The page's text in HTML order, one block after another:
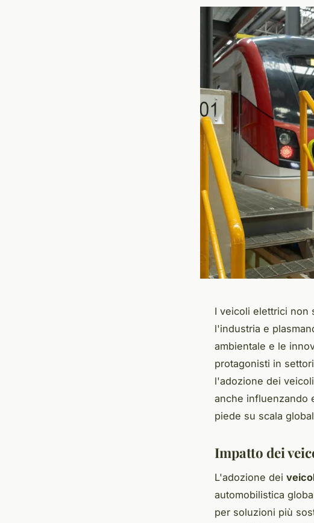
I veicoli elettrici non
l'industria e
ambientale e le
protagonisti in
l'adozione dei
anche influenzando
piede su scala
Impatto dei
L'adozione dei
automobilistica
per soluzioni più